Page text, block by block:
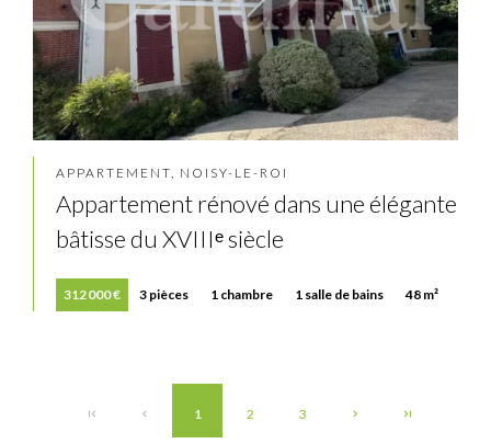
APPARTEMENT, NOISY-LE-ROI
Appartement rénové dans une élégante
bâtisse du XVIIIᵉ siècle
312 000 € 3 pièces 1 chambre 1 salle de bains 48 m²
1 2 3